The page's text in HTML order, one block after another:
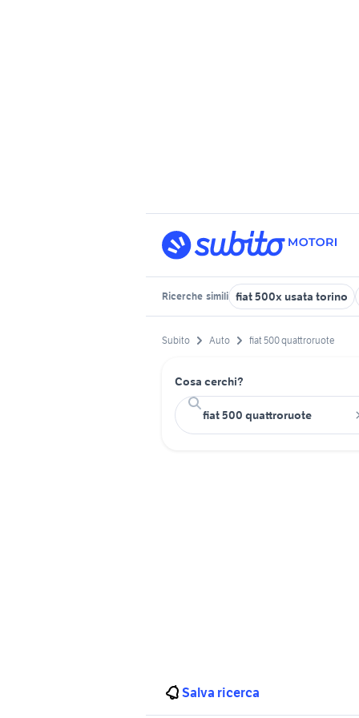
Ricerche simili fiat 500x usata torino
Subito Auto fiat 500 quattroruote
Cosa cerchi?
Salva ricerca